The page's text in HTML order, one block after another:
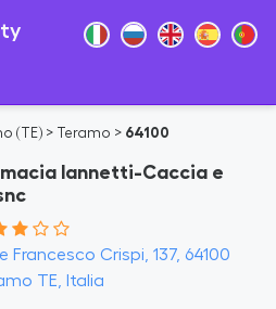
(TE) > Teramo > 64100
Iannetti-Caccia e
Francesco Crispi, 137, 64100
TE, Italia